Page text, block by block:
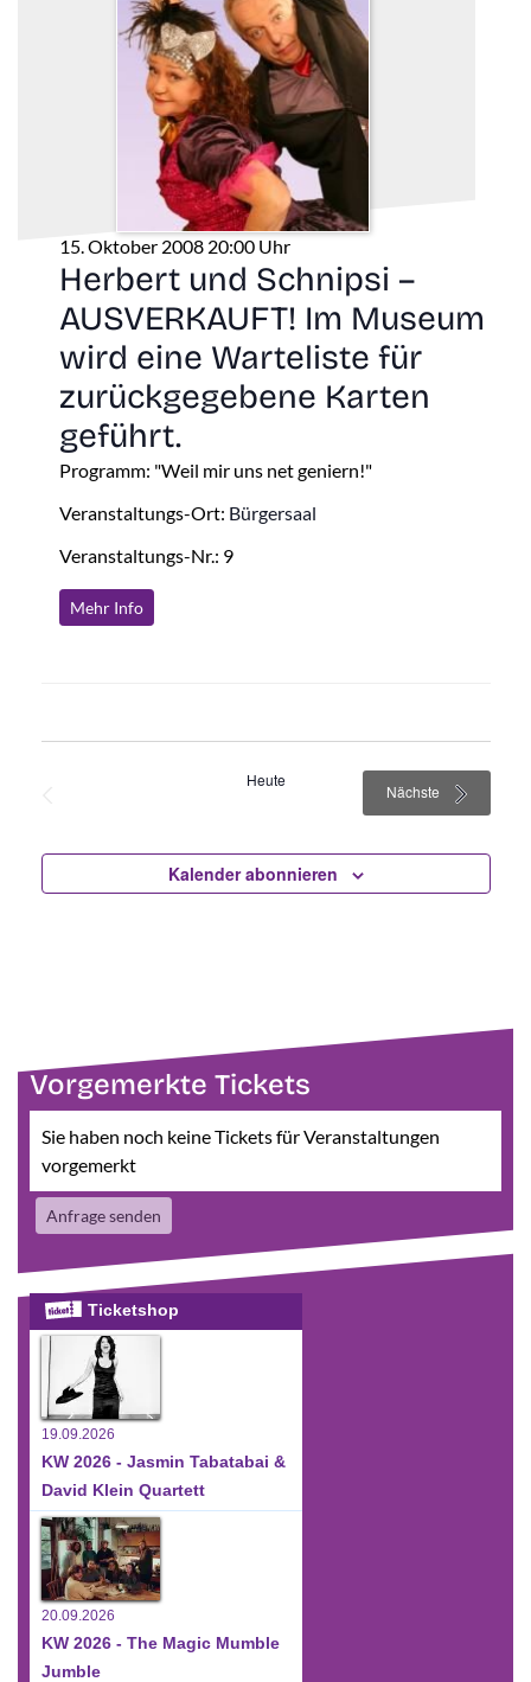
15. Oktober 2008 20:00 Uhr
Herbert und Schnipsi –
AUSVERKAUFT! Im Museum
wird eine Warteliste für
zurückgegebene Karten
geführt.
Programm: "Weil mir uns net geniern!"
Veranstaltungs-Ort: Bürgersaal
Veranstaltungs-Nr.: 9
Mehr Info
Heute
Nächste
Kalender abonnieren
Vorgemerkte Tickets
Sie haben noch keine Tickets für Veranstaltungen
vorgemerkt
Anfrage senden
Ticketshop
19.09.2026
KW 2026 - Jasmin Tabatabai &
David Klein Quartett
20.09.2026
KW 2026 - The Magic Mumble
Jumble